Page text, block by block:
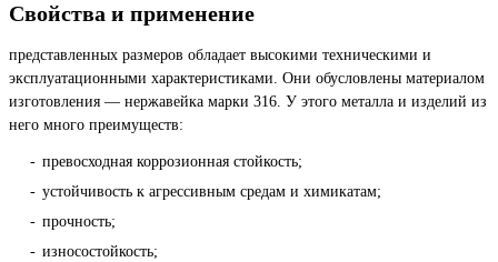
Свойства и применение
представленных размеров обладает высокими техническими и
эксплуатационными характеристиками. Они обусловлены материалом
изготовления — нержавейка марки 316. У этого металла и изделий из
него много преимуществ:
превосходная коррозионная стойкость;
устойчивость к агрессивным средам и химикатам;
прочность;
износостойкость;